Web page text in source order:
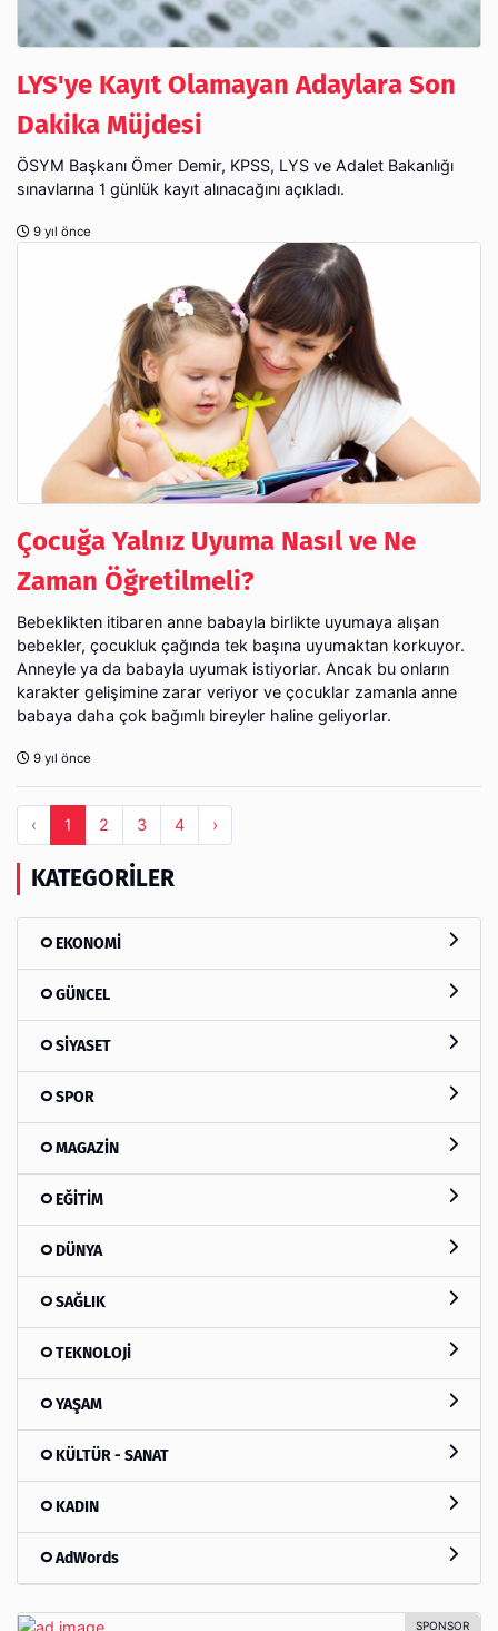
LYS'ye Kayıt Olamayan Adaylara Son
Dakika Müjdesi
ÖSYM Başkanı Ömer Demir, KPSS, LYS ve Adalet Bakanlığı
sınavlarına 1 günlük kayıt alınacağını açıkladı.
9 yıl önce
Çocuğa Yalnız Uyuma Nasıl ve Ne
Zaman Öğretilmeli?
Bebeklikten itibaren anne babayla birlikte uyumaya alışan
bebekler, çocukluk çağında tek başına uyumaktan korkuyor.
Anneyle ya da babayla uyumak istiyorlar. Ancak bu onların
karakter gelişimine zarar veriyor ve çocuklar zamanla anne
babaya daha çok bağımlı bireyler haline geliyorlar.
9 yıl önce
‹ 1 2 3 4 ›
KATEGORILER
EKONOMİ
GÜNCEL
SİYASET
SPOR
MAGAZİN
EĞİTİM
DÜNYA
SAĞLIK
TEKNOLOJİ
YAŞAM
KÜLTÜR - SANAT
KADIN
AdWords